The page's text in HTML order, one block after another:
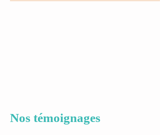
Nos témoignages